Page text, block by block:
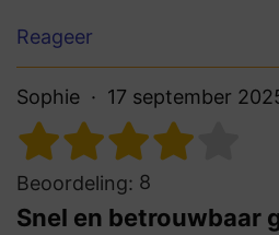
Reageer
Sophie 17 september
Beoordeling: 8
Snel en betrouwbaar